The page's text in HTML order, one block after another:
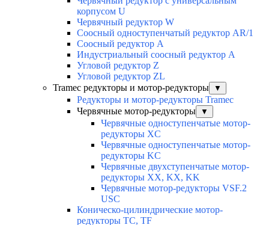
корпусом U
Червячный редуктор W
Соосный одноступенчатый редуктор AR/1
Соосный редуктор А
Индустриальный соосный редуктор А
Угловой редуктор Z
Угловой редуктор ZL
Tramec редукторы и мотор-редукторы
▼
Редукторы и мотор-редукторы Tramec
Червячные мотор-редукторы
▼
Червячные одноступенчатые мотор-
редукторы XC
Червячные одноступенчатые мотор-
редукторы KC
Червячные двухступенчатые мотор-
редукторы XX, KX, KK
Червячные мотор-редукторы VSF.2
USC
Коническо-цилиндрические мотор-
редукторы TC, TF